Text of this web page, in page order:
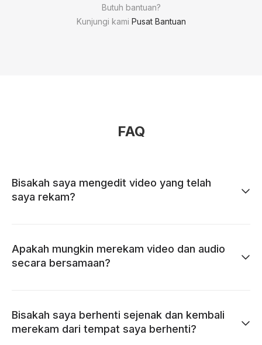
Butuh bantuan?
Kunjungi kami Pusat Bantuan
FAQ
Bisakah saya mengedit video yang telah
saya rekam?
Apakah mungkin merekam video dan audio
secara bersamaan?
Bisakah saya berhenti sejenak dan kembali
merekam dari tempat saya berhenti?